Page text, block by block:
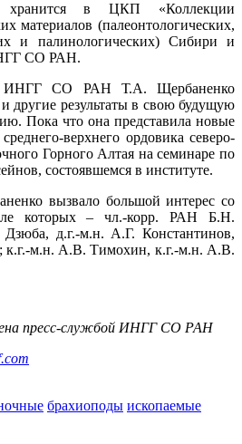
хранится в ЦКП «Коллекции
материалов (палеонтологических,
и палинологических) Сибири и
СО РАН.
ИНГГ СО РАН Т.А. Щербаненко
другие результаты в свою будущую
Пока что она представила новые
верхнего ордовика северо-
Горного Алтая на семинаре по
состоявшемся в институте.
вызвало большой интерес со
которых – чл.-корр. РАН Б.Н.
д.г.-м.н. А.Г. Константинов,
м.н. А.В. Тимохин, к.г.-м.н. А.В.
пресс-службой ИНГГ СО РАН
брахиоподы ископаемые